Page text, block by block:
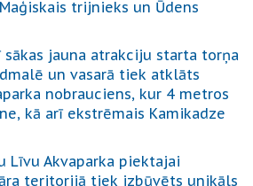
trijnieks un Ūdens
sākas jauna atrakciju starta torņa
un vasarā tiek atklāts
nobrauciens, kur 4 metros
kā arī ekstrēmais Kamikadze
Līvu Akvaparka piektajai
teritorijā tiek izbūvēts unikāls